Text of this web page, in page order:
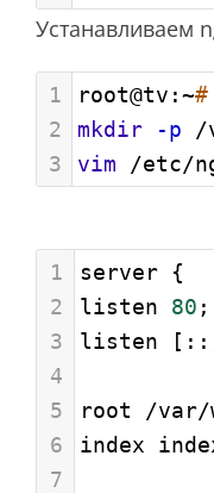
Устанавливаем
1 root@tv:~
2
mkdir -p /
3
vim /etc/
1
server {
2
listen 80 ;
3
listen
4
5
root /var/
6
index
7